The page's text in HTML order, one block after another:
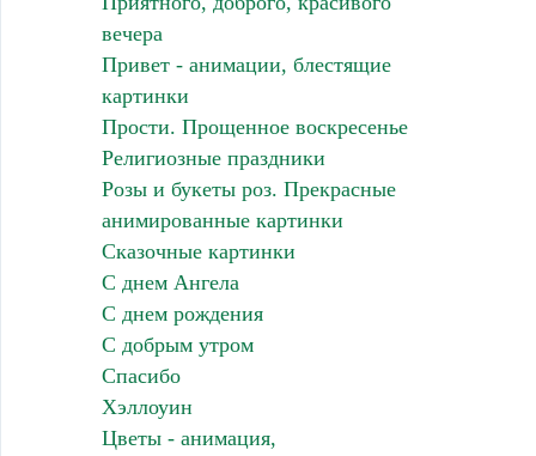
вечера
Привет - анимации, блестящие
картинки
Прости. Прощенное воскресенье
Религиозные праздники
Розы и букеты роз. Прекрасные
анимированные картинки
Сказочные картинки
С днем Ангела
С днем рождения
С добрым утром
Спасибо
Хэллоуин
Цветы - анимация,